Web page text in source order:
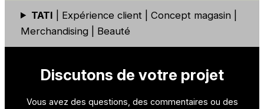
TATI | Expérience client | Concept magasin |
Merchandising | Beauté
Discutons de votre projet
Vous avez des questions, des commentaires ou des